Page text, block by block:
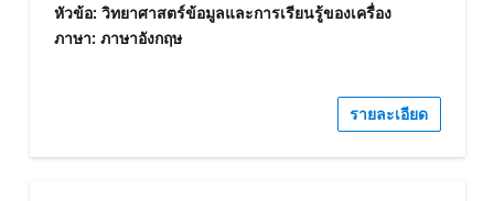
หัวข้อ: วิทยาศาสตร์ข้อมูลและการเรียนรู้ของเครื่อง
ภาษา: ภาษาอังกฤษ
รายละเอียด